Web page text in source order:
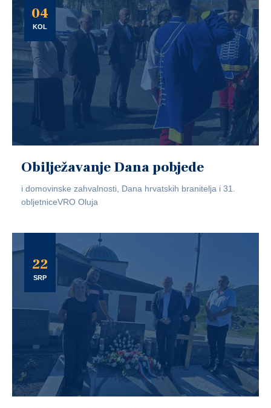
04
KOL
Obilježavanje Dana pobjede
i domovinske zahvalnosti, Dana hrvatskih branitelja i 31.
obljetniceVRO Oluja
22
SRP